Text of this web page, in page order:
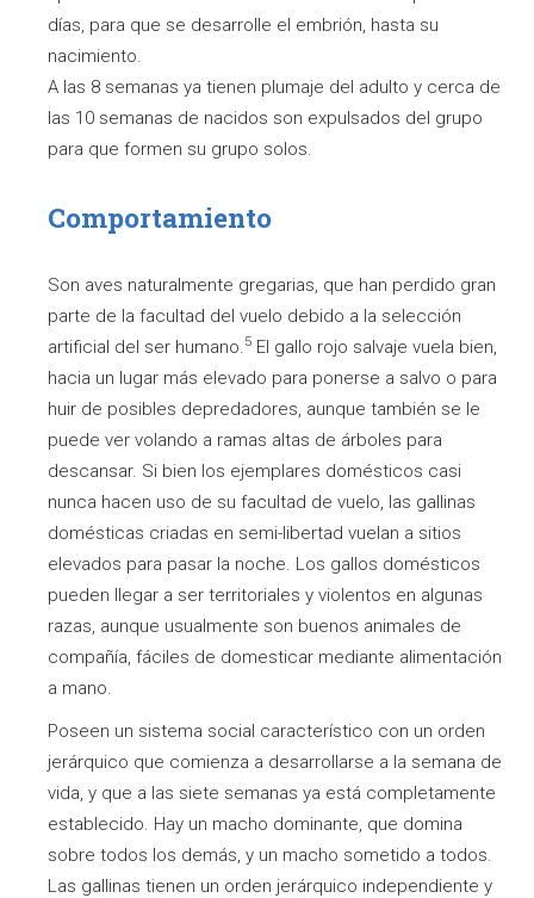
días, para que se desarrolle el embrión, hasta su
nacimiento.
A las 8 semanas ya tienen plumaje del adulto y cerca de
las 10 semanas de nacidos son expulsados del grupo
para que formen su grupo solos.
Comportamiento
Son aves naturalmente gregarias, que han perdido gran
parte de la facultad del vuelo debido a la selección
artificial del ser humano.5 El gallo rojo salvaje vuela bien,
hacia un lugar más elevado para ponerse a salvo o para
huir de posibles depredadores, aunque también se le
puede ver volando a ramas altas de árboles para
descansar. Si bien los ejemplares domésticos casi
nunca hacen uso de su facultad de vuelo, las gallinas
domésticas criadas en semi-libertad vuelan a sitios
elevados para pasar la noche. Los gallos domésticos
pueden llegar a ser territoriales y violentos en algunas
razas, aunque usualmente son buenos animales de
compañía, fáciles de domesticar mediante alimentación
a mano.
Poseen un sistema social característico con un orden
jerárquico que comienza a desarrollarse a la semana de
vida, y que a las siete semanas ya está completamente
establecido. Hay un macho dominante, que domina
sobre todos los demás, y un macho sometido a todos.
Las gallinas tienen un orden jerárquico independiente y